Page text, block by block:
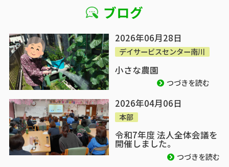
ブログ
2026年06月28日
デイサービスセンター南川
小さな農園
つづきを読む
2026年04月06日
本部
令和7年度 法人全体会議を
開催しました。
つづきを読む